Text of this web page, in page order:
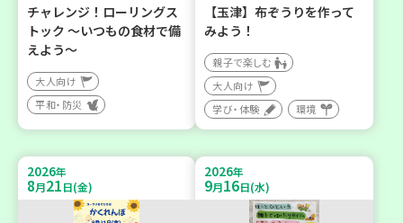
チャレンジ！ローリングス
トック ～いつもの食材で備
えよう～
大人向け
平和・防災
【玉津】布ぞうりを作って
みよう！
親子で楽しむ
大人向け
学び・体験
環境
2026年
8月21日(金)
2026年
9月16日(水)